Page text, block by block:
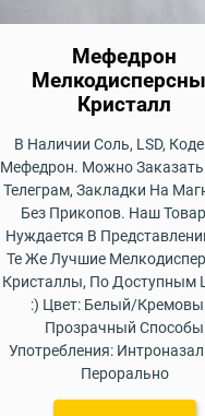
Мефедрон
Кристалл
В Наличии Соль, LSD,
Мефедрон. Можно Заказать
Телеграм, Закладки На
Без Прикопов. Наш
Нуждается В
Те Же Лучшие
Кристаллы, По Доступным
:) Цвет: Белый/
Прозрачный Способы
Употребления:
Перорально